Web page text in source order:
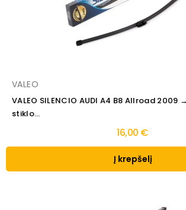
VALEO
VALEO SILENCIO AUDI A4 B8 Allroad 2009
stiklo...
16,00 €
Į krepšelį